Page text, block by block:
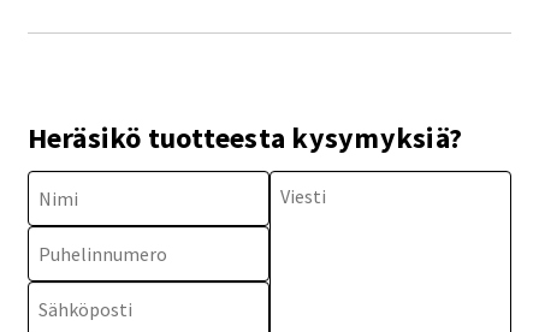
Heräsikö tuotteesta kysymyksiä?